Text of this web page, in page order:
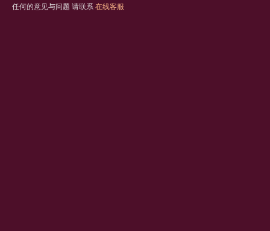
任何的意见与问题 请联系 在线客服